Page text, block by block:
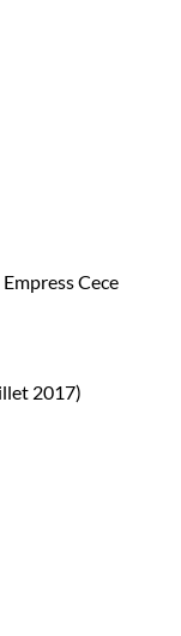
Cece
2017)